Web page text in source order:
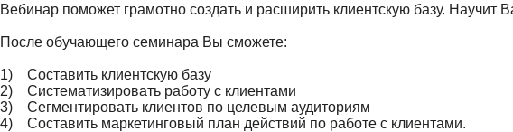
Вебинар поможет грамотно создать и расширить клиентскую базу.
После обучающего семинара Вы сможете:
1) Составить клиентскую базу
2) Систематизировать работу с клиентами
3) Сегментировать клиентов по целевым аудиториям
4) Составить маркетинговый план действий по работе с клиентами.